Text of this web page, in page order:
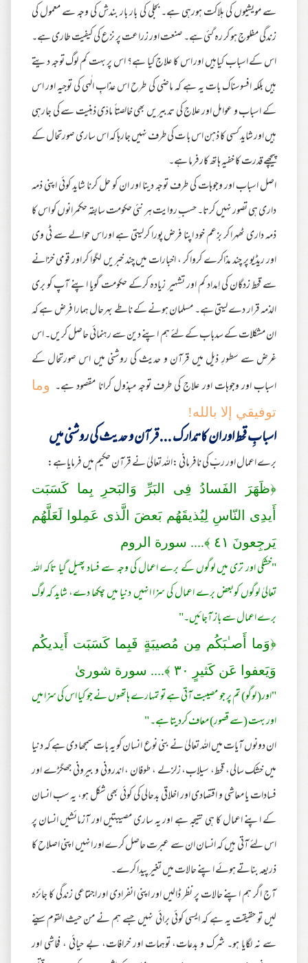
سے مویشیوں کی ہلاکت ہورہی ہے۔ بجلی کی بار بار بندش کی وجہ سے معمول کی
زندگی مفلوج ہو کر رہ گئی ہے۔ صنعت اور زراعت پر نزع کی کیفیت طاری ہے۔
اس کے اسباب کیاہیں اور اس کا علاج کیا ہے؟ اس پر بہت کم لوگ توجہ دیتے
ہیں بلکہ افسوسناک بات یہ ہے کہ ماضی کی طرح اس عذابِ الٰہی کی توجیہ اور اس
کے اسباب و عوامل اور علاج کی تدبیریں بھی خالصتاً مادّی ذہنیت سے کی جارہی
ہیں اور شاید کسی کا ذہن اس با ت کی طرف نہیں جارہا کہ اس ساری صورتحال کے
پیچھے قدرت کا خفیہ ہاتھ کارفرما ہے۔
اصل اسباب اور وجوہات کی طرف توجہ دینا اور ان کو حل کرنا شاید کوئی اپنی ذمہ
داری ہی تصور نہیں کرتا۔ حسب ِروایت ہر نئی حکومت سابقہ حکمرانوں کو اس کا
ذمہ داری ٹھہرا کر بزعم خود اپنا فرض پورا کرلیتی ہے اوراس حوالے سے ٹی وی
اور ریڈیو پر چند مذاکرے کروا کر ، اخبارات میں چند خبریں لگوا کر اور قومی خزانے
سے قحط زدگان کی اِمداد کم اور تشہیر زیادہ کرکے حکومت گویا اپنے آپ کو بری
الذمہ قرار دے لیتی ہے۔ مسلمان ہونے کے ناطے بہرحال ہمارا فرض ہے کہ
ان مشکلات کے سدباب کے لئے ہم اپنے دین سے رہنمائی حاصل کریں۔ اس
غرض سے سطورِ ذیل میں قرآن و حدیث کی روشنی میں اس صورتحال کے
اسباب اور وجوہات اور علاج کی طرف توجہ مبذول کرانا مقصود ہے۔ وما
توفيقي إلا بالله!
اسبابِ قحط اور ان کا تدارک ... قرآن و حدیث کی روشنی میں
برے اعمال اور ربّ کی نافرمانی :اللہ تعالیٰ نے قرآن حکیم میں فرمایاہے:
﴿ظَهَرَ‌ الفَسادُ فِى البَرِّ‌ وَالبَحرِ‌ بِما كَسَبَت
أَيدِى النّاسِ لِيُذيقَهُم بَعضَ الَّذى عَمِلوا لَعَلَّهُم
يَر‌جِعونَ ٤١ ﴾.... سورة الروم
"خشکی اور تری میں لوگوں کے برے اعمال کی وجہ سے فساد پھیل گیا تاکہ اللہ
تعالیٰ لوگوں کوبعض برے اعمال کی سزا انہیں دنیا میں چکھا دے، شاید کہ لوگ
برے اعمال سے باز آجائیں۔"
﴿وَما أَصـٰبَكُم مِن مُصيبَةٍ فَبِما كَسَبَت أَيديكُم
وَيَعفوا عَن كَثيرٍ‌
٣٠ ﴾.... سورة شورىٰ
"اور( لوگو) تم پر جو مصیبت آتی ہے تو تمہارے ہاتھوں نے جو کیا اس کی سزا میں
اور بہت (سے قصور) معاف کردیتا ہے۔ "
ان دونوں آیات میں اللہ تعالیٰ نے بنی نوع انسان کو یہ بات سمجھا دی ہے کہ دنیا
میں خشک سالی، قحط، سیلاب، زلزلے ، طوفان ، اندرونی و بیرونی جھگڑے اور
فسادات یا معاشی و اقتصادی اور اخلاقی بدحالی کی کوئی بھی شکل ہو، یہ سب انسان
کے اپنے اعمال کا ہی نتیجہ ہے اور یہ ساری مصیبتیں اور آزمائشیں انسان پر
اس لئے آتی ہیں کہ انسان ان سے عبرت حاصل کرے اور انہیں اپنی اصلاح کا
ذریعہ بناتے ہوئے اپنے حالات میں تغیر پیدا کرے۔
آج اگر ہم اپنے حالات پر نظر ڈالیں اور اپنی انفرادی اور اجتماعی زندگی کا جائزہ
لیں تو حقیقت یہ ہے کہ ایسی کوئی برائی نہیں جسے ہم نے من حیث القوم سینے
سے نہ لگایا ہو۔ شرک و بدعات، توہمات اور خرافات، بے حیائی ، فحاشی اور